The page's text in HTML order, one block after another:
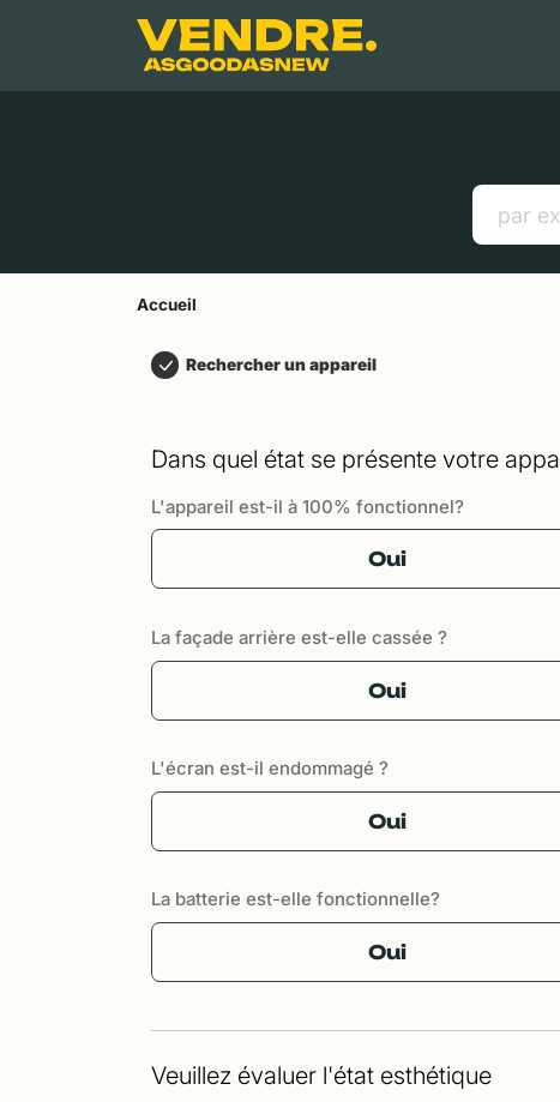
Contenu principal
Accueil
Rechercher un appareil
Dans quel état se présente votre
L'appareil est-il à 100% fonctionnel?
Oui
La façade arrière est-elle cassée ?
Oui
L'écran est-il endommagé ?
Oui
La batterie est-elle fonctionnelle?
Oui
Veuillez évaluer l'état esthétique